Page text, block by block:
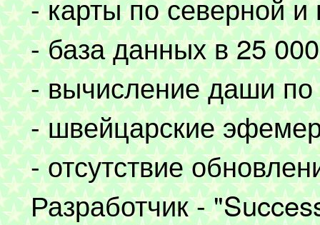
- карты по северной и
- база данных в 25 000
- вычисление даши по
- швейцарские
- отсутствие
Разработчик -